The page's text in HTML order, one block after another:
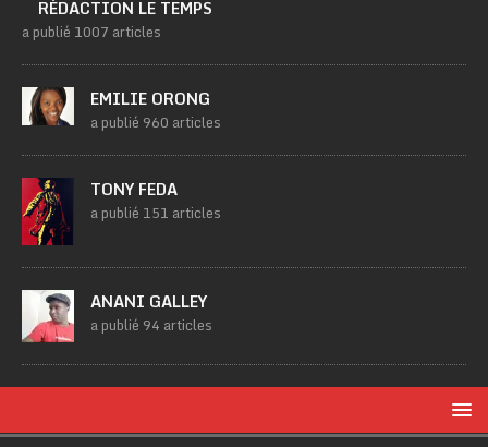
RÉDACTION LE TEMPS
a publié 1007 articles
EMILIE ORONG
a publié 960 articles
TONY FEDA
a publié 151 articles
ANANI GALLEY
a publié 94 articles